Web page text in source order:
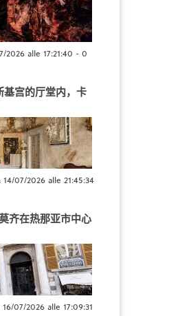
2026 alle 17:21:40 - 0
基宫的厅堂内，卡
07/2026 alle 21:45:34
齐在热那亚市中心
07/2026 alle 17:09:31